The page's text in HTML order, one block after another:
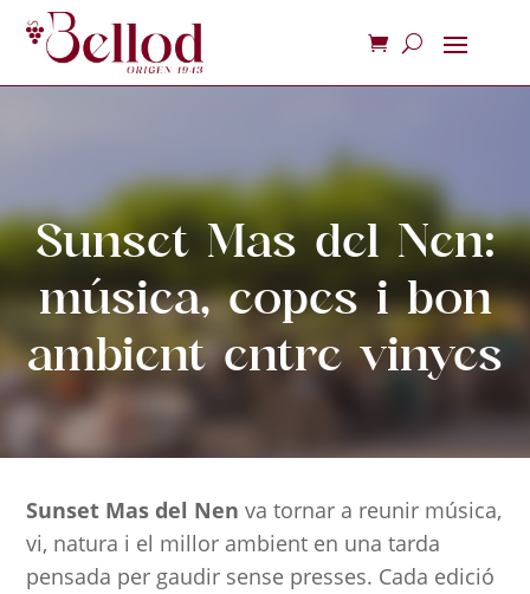
Sunset Mas del Nen:
música, copes i bon
ambient entre vinyes
Sunset Mas del Nen va tornar a reunir música,
vi, natura i el millor ambient en una tarda
pensada per gaudir sense presses. Cada edició